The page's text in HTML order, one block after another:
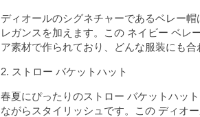
ディオールのシグネチャーであるベレー
レガンスを加えます。この ネイビー ベレ
ア素材で作られており、どんな服装にも
2. ストロー バケットハット
春夏にぴったりのストロー バケットハッ
ながらスタイリッシュです。この ディオ